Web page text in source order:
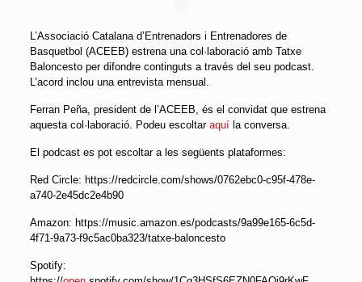
L’Associació Catalana d’Entrenadors i Entrenadores de
Basquetbol (ACEEB) estrena una col·laboració amb Tatxe
Baloncesto per difondre continguts a través del seu podcast.
L’acord inclou una entrevista mensual.
Ferran Peña, president de l’ACEEB, és el convidat que estrena
aquesta col·laboració. Podeu escoltar aquíla conversa.
El podcast es pot escoltar a les següents plataformes:
Red Circle: https://redcircle.com/shows/0762ebc0-c95f-478e-
a740-2e45dc2e4b90
Amazon: https://music.amazon.es/podcasts/9a99e165-6c5d-
4f71-9a73-f9c5ac0ba323/tatxe-baloncesto
Spotify: